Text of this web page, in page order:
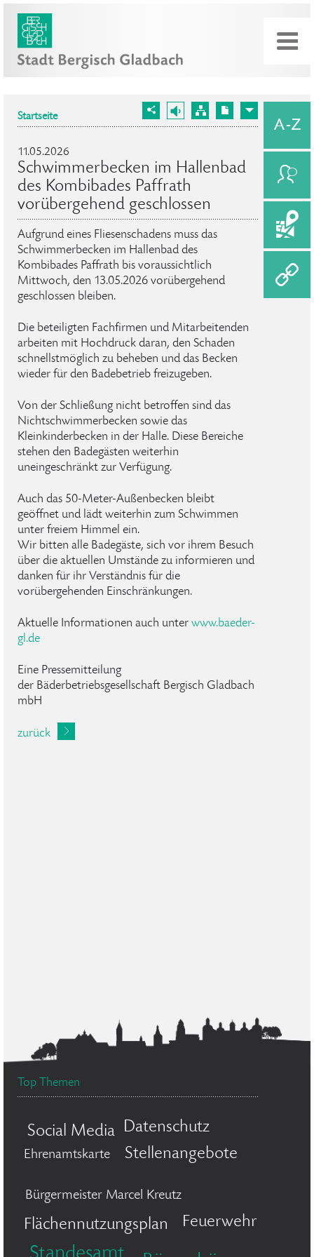
Startseite
11.05.2026
Schwimmerbecken im Hallenbad
des Kombibades Paffrath
vorübergehend geschlossen
Aufgrund eines Fliesenschadens muss das
Schwimmerbecken im Hallenbad des
Kombibades Paffrath bis voraussichtlich
Mittwoch, den 13.05.2026 vorübergehend
geschlossen bleiben.
Die beteiligten Fachfirmen und Mitarbeitenden
arbeiten mit Hochdruck daran, den Schaden
schnellstmöglich zu beheben und das Becken
wieder für den Badebetrieb freizugeben.
Von der Schließung nicht betroffen sind das
Nichtschwimmerbecken sowie das
Kleinkinderbecken in der Halle. Diese Bereiche
stehen den Badegästen weiterhin
uneingeschränkt zur Verfügung.
Auch das 50-Meter-Außenbecken bleibt
geöffnet und lädt weiterhin zum Schwimmen
unter freiem Himmel ein.
Wir bitten alle Badegäste, sich vor ihrem Besuch
über die aktuellen Umstände zu informieren und
danken für ihr Verständnis für die
vorübergehenden Einschränkungen.
Aktuelle Informationen auch unter www.baeder-
gl.de
Eine Pressemitteilung
der Bäderbetriebsgesellschaft Bergisch Gladbach
mbH
zurück
Top Themen
Social Media Datenschutz
Ehrenamtskarte Stellenangebote
Bürgermeister Marcel Kreutz
Flächennutzungsplan Feuerwehr